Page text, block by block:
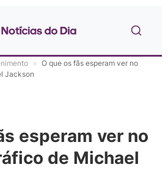
» O que os fãs esperam ver no
Jackson
esperam ver no
de Michael